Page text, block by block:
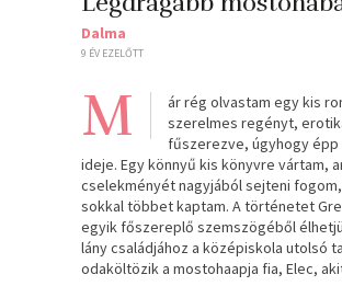
Dalma
9 ÉV EZELŐTT
M
ár rég olvastam egy kis
szerelmes regényt,
fűszerezve, úgyhogy
ideje. Egy könnyű kis könyvre vártam,
cselekményét nagyjából sejteni
sokkal többet kaptam. A történetet
egyik főszereplő szemszögéből
lány családjához a középiskola utolsó
odaköltözik a mostohaapja fia, Elec,